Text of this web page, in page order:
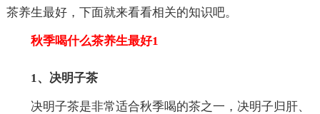
茶养生最好，下面就来看看相关的知识吧。
秋季喝什么茶养生最好1
1、决明子茶
决明子茶是非常适合秋季喝的茶之一，决明子归肝、